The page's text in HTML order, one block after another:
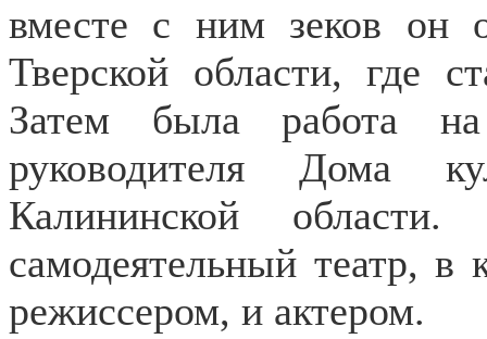
вместе с ним зеков он
Тверской области, где
Затем была работа на
руководителя Дома
Калининской области.
самодеятельный театр,
режиссером, и актером.